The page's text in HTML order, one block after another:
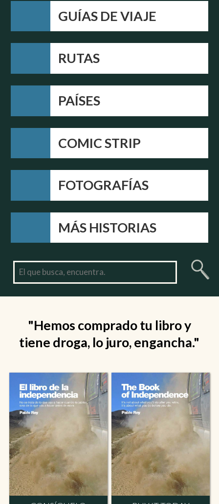
GUÍAS DE VIAJE
RUTAS
PAÍSES
COMIC STRIP
FOTOGRAFÍAS
MÁS HISTORIAS
"Hemos comprado tu libro y
tiene droga, lo juro, engancha."